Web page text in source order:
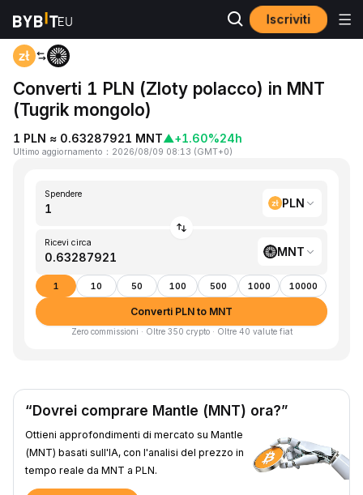
Iscriviti
Home PLN to MNT
Converti 1 PLN (Zloty polacco) in MNT
(Tugrik mongolo)
1 PLN ≈ 0.63287921 MNT▲+1.60%24h
Ultimo aggiornamento ： 2026/08/09 08:13 (GMT+0)
Spendere
PLN
Ricevi circa
MNT
1 10 50 100 500 1000 10000
Converti PLN to MNT
Zero commissioni · Oltre 350 crypto · Oltre 40 valute fiat
“Dovrei comprare Mantle (MNT) ora?”
Ottieni approfondimenti di mercato su Mantle
(MNT) basati sull'IA, con l'analisi del prezzo in
tempo reale da MNT a PLN.